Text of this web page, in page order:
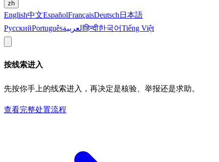
zh
English中文EspañolFrançaisDeutsch 日本語
РусскийPortuguêsالعربيةहिन्दी한국어Tiếng Việt
按线索进入
先按你手上的线索进入，再决定是核验、举报还是求助。
查看完整处置流程